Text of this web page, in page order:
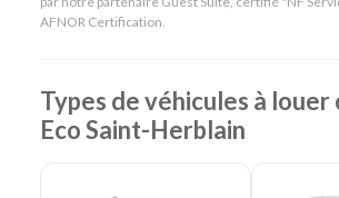
Agences de location à proximité :
Catégories d'utilitaires : Camions de
Frigorifiques-Véhicules de société
AFNOR Certification.
Types de véhicules à louer
Eco Saint-Herblain